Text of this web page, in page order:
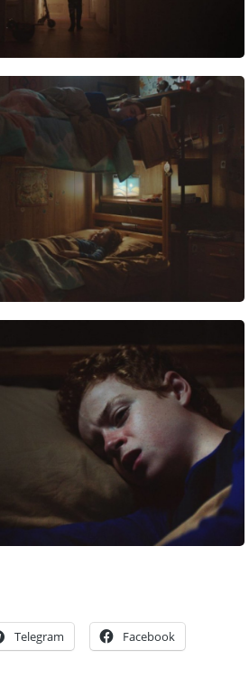
Telegram Facebook